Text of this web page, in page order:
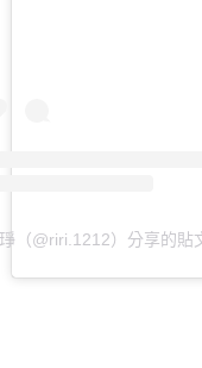
（@riri.1212）分享的貼